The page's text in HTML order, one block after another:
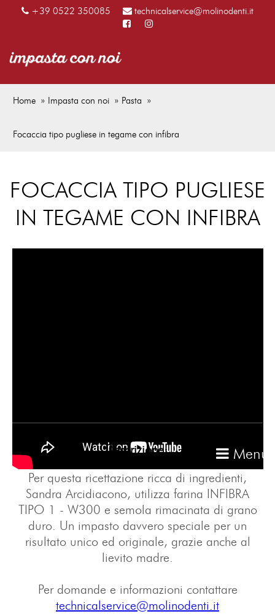
Menu
+39 0522 350085 technicalservice@molinodenti.it
Home Impasta con noi Pasta
Focaccia tipo pugliese in tegame con infibra
FOCACCIA TIPO PUGLIESE
IN TEGAME CON INFIBRA
Descrizione:
Per questa ricettazione ricca di ingredienti,
Sandra Arcidiacono, utilizza farina INFIBRA
TIPO 1 - W300 e semola rimacinata di grano
duro. Un impasto davvero speciale per un
risultato unico ed originale, grazie anche al
lievito madre.
Per domande e informazioni contattare
technicalservice@molinodenti.it